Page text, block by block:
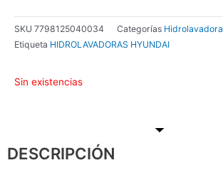
SKU 7798125040034 Categorías Hidrolavadora
Etiqueta HIDROLAVADORAS HYUNDAI
Sin existencias
DESCRIPCIÓN